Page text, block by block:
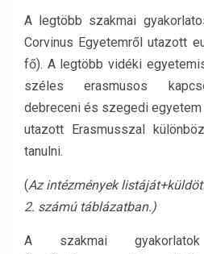
A legtöbb szakmai
Corvinus Egyetemről utazott
fő). A legtöbb vidéki
széles erasmusos
debreceni és szegedi
utazott Erasmusszal
tanulni.
(Az intézmények
2. számú táblázatban.)
A szakmai